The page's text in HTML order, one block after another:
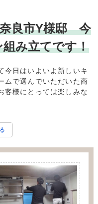
良市Y様邸 今
み立てです！
今日はいよいよ新しいキ
ムで選んでいただいた商
客様にとっては楽しみな